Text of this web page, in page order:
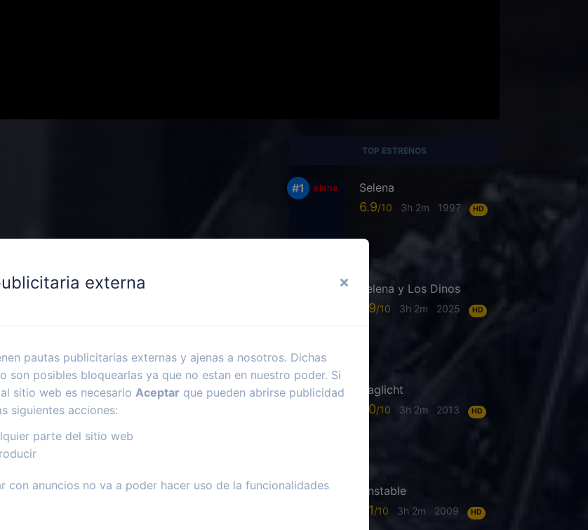
TOP ESTRENOS
Selena
6.9 3h 2m 1997 HD
Selena y Los Dinos
7.9 3h 2m 2025 HD
Daglicht
7.0 3h 2m 2013 HD
Unstable
6.1 3h 2m 2009 HD
externa
pautas publicitarias externas y ajenas a nosotros. Dichas
son posibles bloquearlas ya que no estan en nuestro poder. Si
sitio web es necesario Aceptar que pueden abrirse publicidad
siguientes acciones:
parte del sitio web
con anuncios no va a poder hacer uso de la funcionalidades